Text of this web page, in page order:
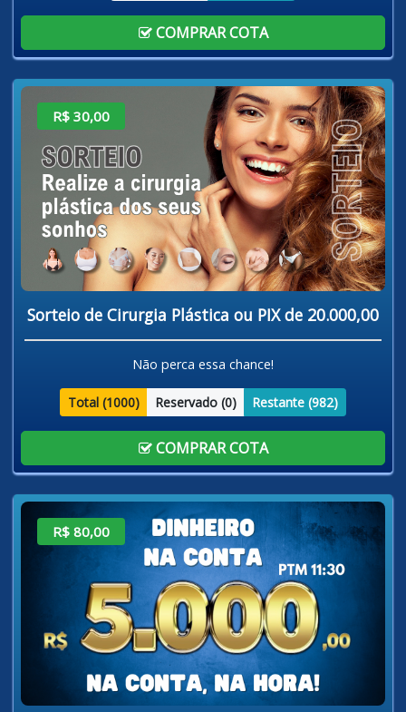
COMPRAR COTA
R$ 30,00
Sorteio de Cirurgia Plástica ou PIX de 20.000,00
Não perca essa chance!
Total (1000) Reservado (0) Restante (982)
COMPRAR COTA
R$ 80,00